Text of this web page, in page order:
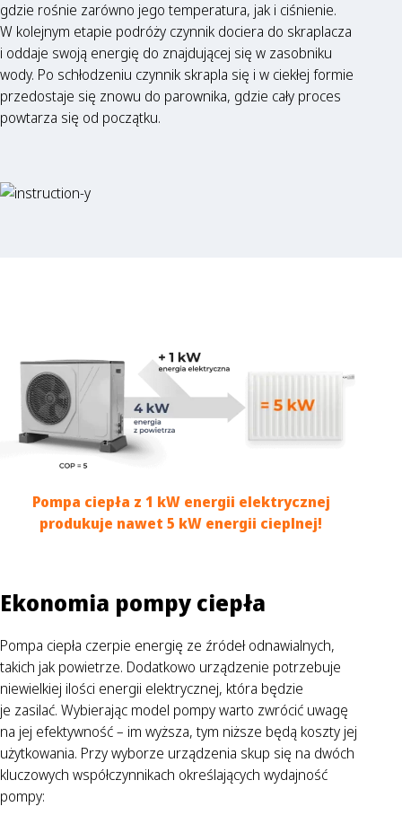
gdzie rośnie zarówno jego temperatura, jak i ciśnienie.
W kolejnym etapie podróży czynnik dociera do skraplacza
i oddaje swoją energię do znajdującej się w zasobniku
wody. Po schłodzeniu czynnik skrapla się i w ciekłej formie
przedostaje się znowu do parownika, gdzie cały proces
powtarza się od początku.
Pompa ciepła z 1 kW energii elektrycznej
produkuje nawet 5 kW energii cieplnej!
Ekonomia pompy ciepła
Pompa ciepła czerpie energię ze źródeł odnawialnych,
takich jak powietrze. Dodatkowo urządzenie potrzebuje
niewielkiej ilości energii elektrycznej, która będzie
je zasilać. Wybierając model pompy warto zwrócić uwagę
na jej efektywność – im wyższa, tym niższe będą koszty jej
użytkowania. Przy wyborze urządzenia skup się na dwóch
kluczowych współczynnikach określających wydajność
pompy: